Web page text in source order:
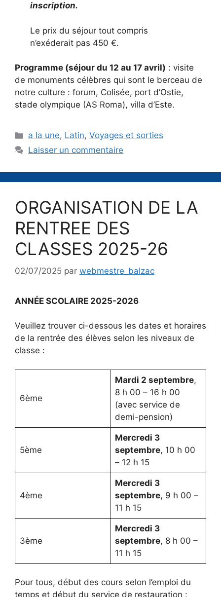
inscription.
Le prix du séjour tout compris
n’exéderait pas 450 €.
Programme (séjour du 12 au 17 avril) : visite
de monuments célèbres qui sont le berceau de
notre culture : forum, Colisée, port d’Ostie,
stade olympique (AS Roma), villa d’Este.
Catégories
a la une, Latin,Voyages et sorties
Laisser un commentaire
ORGANISATION DE LA
RENTREE DES
CLASSES 2025-26
02/07/2025 par webmestre_balzac
ANNÉE SCOLAIRE 2025-2026
Veuillez trouver ci-dessous les dates et horaires
de la rentrée des élèves selon les niveaux de
classe :
6ème
Mardi 2 septembre,
8 h 00 – 16 h 00
(avec service de
demi-pension)
5ème
Mercredi 3
septembre, 10 h 00
– 12 h 15
4ème
Mercredi 3
septembre, 9 h 00 –
11 h 15
3ème
Mercredi 3
septembre, 8 h 00 –
11 h 15
Pour tous, début des cours selon l’emploi du
temps et début du service de restauration :